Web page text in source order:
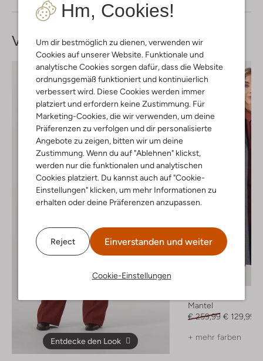
Hm, Cookies!
Um dir bestmöglich zu dienen, verwenden wir
Cookies auf unserer Website. Funktionale und
analytische Cookies sorgen dafür, dass die Website
ordnungsgemäß funktioniert und kontinuierlich
verbessert wird. Diese Cookies werden immer
platziert und erfordern keine Zustimmung. Für
Marketing-Cookies, die wir verwenden, um deine
Präferenzen zu verfolgen und dir personalisierte
Angebote zu zeigen, bitten wir um deine
Zustimmung. Wenn du auf "Ablehnen" klickst,
werden nur die funktionalen und analytischen
Cookies platziert. Du kannst auch auf "Cookie-
Einstellungen" klicken, um mehr Informationen zu
erhalten oder deine Präferenzen anzupassen.
Reject Einverstanden und weiter
Cookie-Einstellungen
Vervollständige deinenLook
Entdecke den Look
Mantel
€ 259,99 € 129,99
+ mehr farben